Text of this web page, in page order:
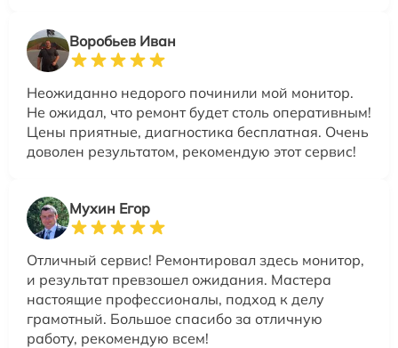
Воробьев Иван
Неожиданно недорого починили мой монитор.
Не ожидал, что ремонт будет столь оперативным!
Цены приятные, диагностика бесплатная. Очень
доволен результатом, рекомендую этот сервис!
Мухин Егор
Отличный сервис! Ремонтировал здесь монитор,
и результат превзошел ожидания. Мастера
настоящие профессионалы, подход к делу
грамотный. Большое спасибо за отличную
работу, рекомендую всем!